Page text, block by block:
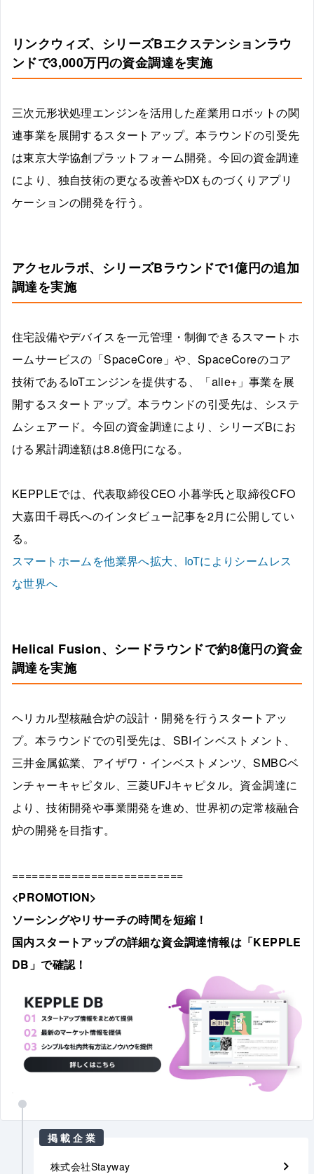
リンクウィズ、シリーズBエクステンションラウ
ンドで3,000万円の資金調達を実施
三次元形状処理エンジンを活用した産業用ロボットの関
連事業を展開するスタートアップ。本ラウンドの引受先
は東京大学協創プラットフォーム開発。今回の資金調達
により、独自技術の更なる改善やDXものづくりアプリ
ケーションの開発を行う。
アクセルラボ、シリーズBラウンドで1億円の追加
調達を実施
住宅設備やデバイスを一元管理・制御できるスマートホ
ームサービスの「SpaceCore」や、SpaceCoreのコア
技術であるIoTエンジンを提供する、「alie+」事業を展
開するスタートアップ。本ラウンドの引受先は、システ
ムシェアード。今回の資金調達により、シリーズBにお
ける累計調達額は8.8億円になる。
KEPPLEでは、代表取締役CEO 小暮学氏と取締役CFO
大嘉田千尋氏へのインタビュー記事を2月に公開してい
る。
スマートホームを他業界へ拡大、IoTによりシームレス
な世界へ
Helical Fusion、シードラウンドで約8億円の資金
調達を実施
ヘリカル型核融合炉の設計・開発を行うスタートアッ
プ。本ラウンドでの引受先は、SBIインベストメント、
三井金属鉱業、アイザワ・インベストメンツ、SMBCベ
ンチャーキャピタル、三菱UFJキャピタル。資金調達に
より、技術開発や事業開発を進め、世界初の定常核融合
炉の開発を目指す。
==========================
<PROMOTION>
ソーシングやリサーチの時間を短縮！
国内スタートアップの詳細な資金調達情報は「KEPPLE
DB」で確認！
掲載企業
株式会社Stayway